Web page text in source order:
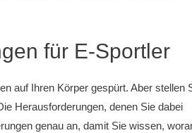
für E-Sportler
auf Ihren Körper gespürt. Aber stellen
Herausforderungen, denen Sie dabei
genau an, damit Sie wissen,